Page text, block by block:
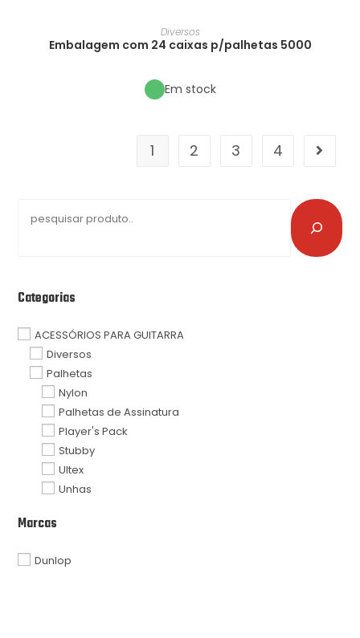
Diversos
Embalagem com 24 caixas p/palhetas 5000
Em stock
1 2 3 4
Categorias
ACESSÓRIOS PARA GUITARRA
Diversos
Palhetas
Nylon
Palhetas de Assinatura
Player's Pack
Stubby
Ultex
Unhas
Marcas
Dunlop